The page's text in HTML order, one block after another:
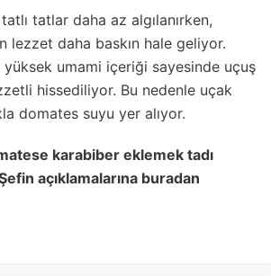
tatlar daha az algılanırken,
lezzet daha baskın hale geliyor.
umami içeriği sayesinde uçuş
hissediliyor. Bu nedenle uçak
domates suyu yer alıyor.
karabiber eklemek tadı
açıklamalarına buradan